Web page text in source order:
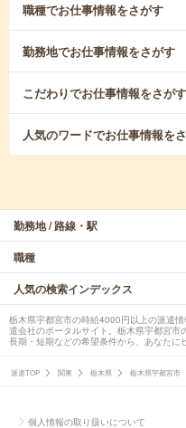
職種でお仕事情報をさがす
勤務地でお仕事情報をさがす
こだわりでお仕事情報をさがす
人気のワードでお仕事情報を
勤務地 / 路線・駅
職種
人気の検索インデックス
栃木県宇都宮市の時給4000円以上の派遣
遣会社のポータルサイト。栃木県宇都宮市
長期・短期などの希望条件から、あなたに
派遣TOP 関東 栃木県 栃木県宇都宮市
個人情報の取り扱いについて